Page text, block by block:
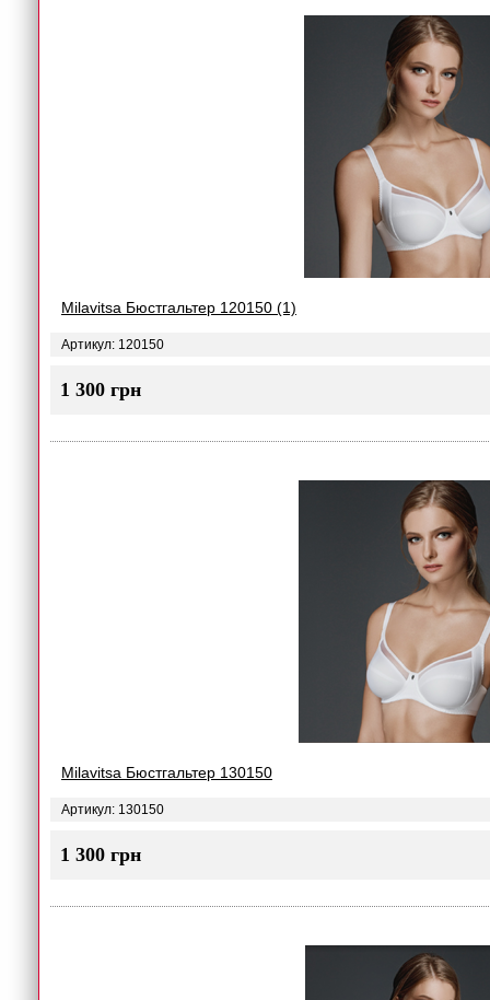
Milavitsa Бюстгальтер 120150 (1)
Артикул: 120150
1 300 грн
Milavitsa Бюстгальтер 130150
Артикул: 130150
1 300 грн